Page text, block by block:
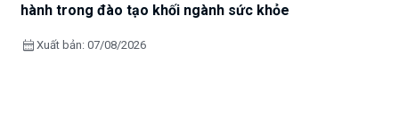
hành trong đào tạo khối ngành sức khỏe
calendar_month Xuất bản: 07/08/2026